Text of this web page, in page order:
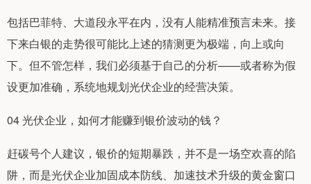
包括巴菲特、大道段永平在内，没有人能精准预言未来。接
下来白银的走势很可能比上述的猜测更为极端，向上或向
下。但不管怎样，我们必须基于自己的分析——或者称为假
设更加准确，系统地规划光伏企业的经营决策。
04 光伏企业，如何才能赚到银价波动的钱？
赶碳号个人建议，银价的短期暴跌，并不是一场空欢喜的陷
阱，而是光伏企业加固成本防线、加速技术升级的黄金窗口